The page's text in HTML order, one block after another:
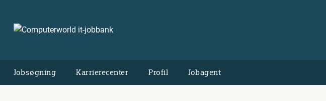
Jobsøgning Karrierecenter Profil Jobagent